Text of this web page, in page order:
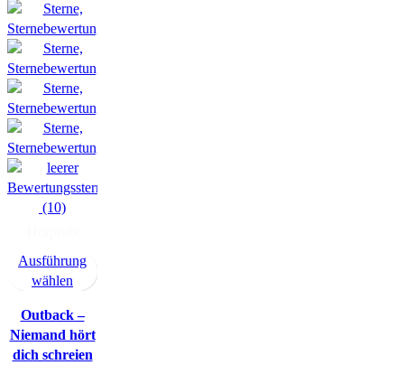
(10)
Ausführung
wählen
Outback –
Niemand hört
dich schreien